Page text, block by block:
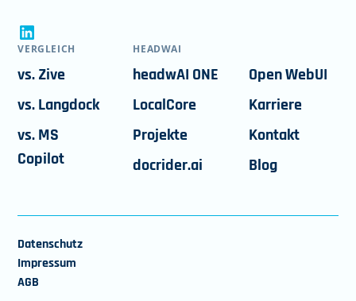
VERGLEICH
vs. Zive
vs. Langdock
vs. MS
Copilot
HEADWAI
headwAI ONE
LocalCore
Projekte
docrider.ai
Open WebUI
Karriere
Kontakt
Blog
Datenschutz
Impressum
AGB